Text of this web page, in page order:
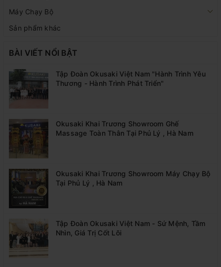
Máy Chạy Bộ
Sản phẩm khác
BÀI VIẾT NỔI BẬT
Tập Đoàn Okusaki Việt Nam "Hành Trình Yêu
Thương - Hành Trình Phát Triển"
Okusaki Khai Trương Showroom Ghế
Massage Toàn Thân Tại Phủ Lý , Hà Nam
Okusaki Khai Trương Showroom Máy Chạy Bộ
Tại Phủ Lý , Hà Nam
Tập Đoàn Okusaki Việt Nam - Sứ Mệnh, Tầm
Nhìn, Giá Trị Cốt Lõi